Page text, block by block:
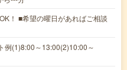
！ ■希望の曜日があればご相談
例(1)8:00～13:00(2)10:00～